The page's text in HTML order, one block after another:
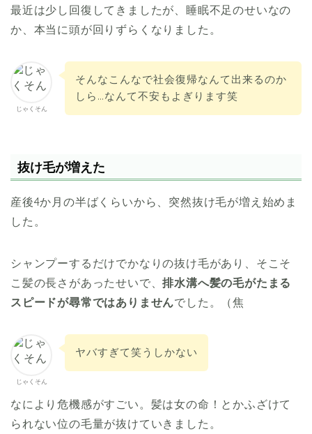
最近は少し回復してきましたが、睡眠不足のせいなの
か、本当に頭が回りずらくなりました。
じゃくそん
そんなこんなで社会復帰なんて出来るのか
しら…なんて不安もよぎります笑
抜け毛が増えた
産後4か月の半ばくらいから、突然抜け毛が増え始めま
した。
シャンプーするだけでかなりの抜け毛があり、そこそ
こ髪の長さがあったせいで、排水溝へ髪の毛がたまる
スピードが尋常ではありませんでした。（焦
じゃくそん
ヤバすぎて笑うしかない
なにより危機感がすごい。髪は女の命！とかふざけて
られない位の毛量が抜けていきました。